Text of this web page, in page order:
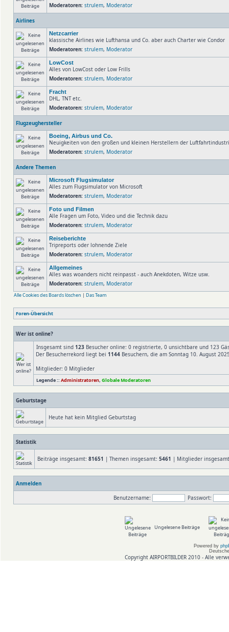
Moderatoren: strulem, Moderator
Airlines
Netzcarrier
klassische Airlines wie Lufthansa und Co. aber auch Charter wie Condor
Moderatoren: strulem, Moderator
LowCost
Alles von LowCost oder Low Frills
Moderatoren: strulem, Moderator
Fracht
DHL, TNT etc.
Moderatoren: strulem, Moderator
Flugzeughersteller
Boeing, Airbus und Co.
Neuigkeiten von den großen und kleinen Herstellern der
Moderatoren: strulem, Moderator
Andere Themen
Microsoft Flugsimulator
Alles zum Flugsimulator von Microsoft
Moderatoren: strulem, Moderator
Foto und Filmen
Alle Fragen um Foto, Video und die Technik dazu
Moderatoren: strulem, Moderator
Reiseberichte
Tripreports oder lohnende Ziele
Moderatoren: strulem, Moderator
Allgemeines
Alles was woanders nicht reinpasst - auch Anekdoten, Witze usw.
Moderatoren: strulem, Moderator
Alle Cookies des Boards löschen | Das Team
Foren-Übersicht
Wer ist online?
Insgesamt sind 123 Besucher online: 0 registrierte, 0 unsichtbare und 123
Der Besucherrekord liegt bei 1144 Besuchern, die am Sonntag 10. August
Mitglieder: 0 Mitglieder
Legende :: Administratoren, Globale Moderatoren
Geburtstage
Heute hat kein Mitglied Geburtstag
Statistik
Beiträge insgesamt: 81651 | Themen insgesamt: 5461 | Mitglieder
Anmelden
Benutzername:
Passwort:
Ungelesene Beiträge
Powered by
Copyright AIRPORTBILDER 2010 - Alle